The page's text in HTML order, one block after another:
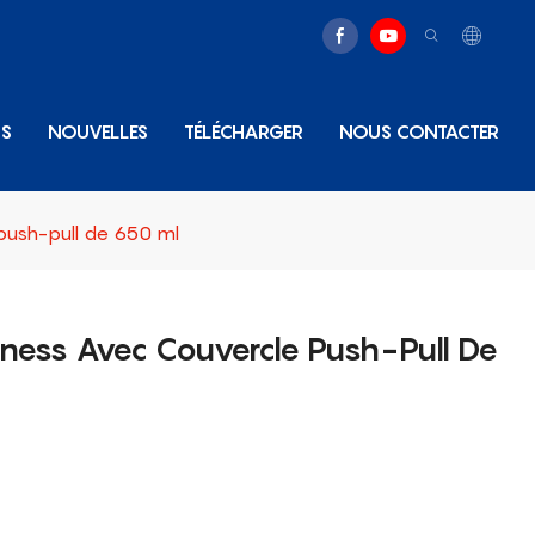
NOUVELLES TÉLÉCHARGER NOUS CONTACTER
pull de 650 ml
Avec Couvercle Push-Pull De